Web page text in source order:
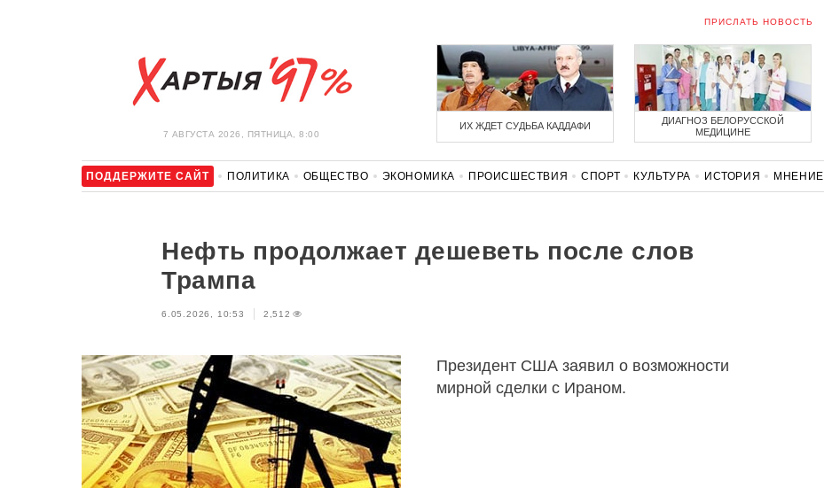
7 АВГУСТА 2026, ПЯТНИЦА, 8:00
ПРИСЛАТЬ НОВОСТЬ
ИХ ЖДЕТ СУДЬБА КАДДАФИ
ДИАГНОЗ БЕЛОРУССКОЙ
МЕДИЦИНЕ
ПОДДЕРЖИТЕ САЙТ ПОЛИТИКА ОБЩЕСТВО ЭКОНОМИКА ПРОИСШЕСТВИЯ СПОРТ КУЛЬТУРА ИСТОРИЯ МНЕНИЕ
Нефть продолжает дешеветь после слов
Трампа
6.05.2026, 10:53 2,512
Президент США заявил о возможности
мирной сделки с Ираном.